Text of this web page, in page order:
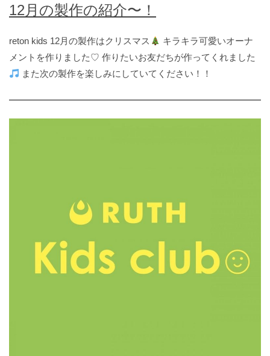
12月の製作の紹介〜！
reton kids 12月の製作はクリスマス
キラキラ可愛いオーナ
メントを作りました♡ 作りたいお友だちが作ってくれました
また次の製作を楽しみにしていてください！！